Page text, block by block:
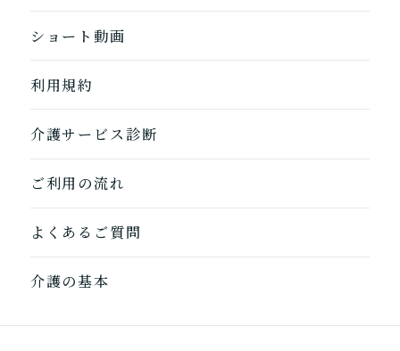
ショート動画
利用規約
介護サービス診断
ご利用の流れ
よくあるご質問
介護の基本